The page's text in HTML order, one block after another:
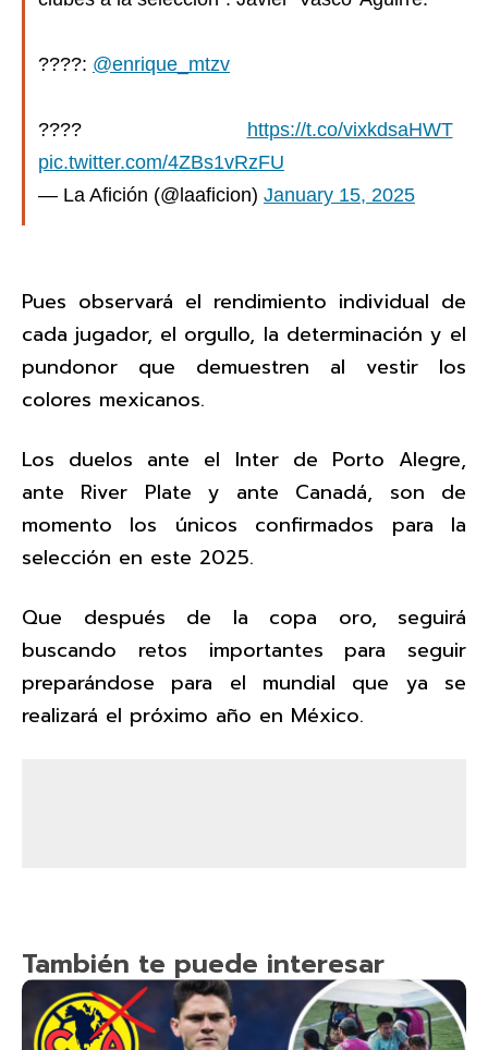
????: @enrique_mtzv
????
https://t.co/vixkdsaHWT
pic.twitter.com/4ZBs1vRzFU
— La Afición (@laaficion) January 15, 2025
Pues observará el rendimiento individual de
cada jugador, el orgullo, la determinación y el
pundonor que demuestren al vestir los
colores mexicanos.
Los duelos ante el Inter de Porto Alegre,
ante River Plate y ante Canadá, son de
momento los únicos confirmados para la
selección en este 2025.
Que después de la copa oro, seguirá
buscando retos importantes para seguir
preparándose para el mundial que ya se
realizará el próximo año en México.
También te puede interesar